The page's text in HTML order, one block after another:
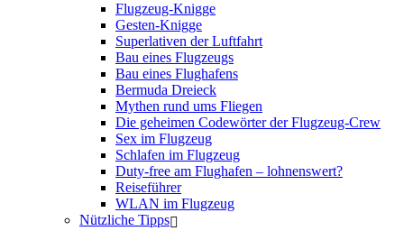
Flugzeug-Knigge
Gesten-Knigge
Superlativen der Luftfahrt
Bau eines Flugzeugs
Bau eines Flughafens
Bermuda Dreieck
Mythen rund ums Fliegen
Die geheimen Codewörter der Flugzeug-Crew
Sex im Flugzeug
Schlafen im Flugzeug
Duty-free am Flughafen – lohnenswert?
Reiseführer
WLAN im Flugzeug
Nützliche Tipps